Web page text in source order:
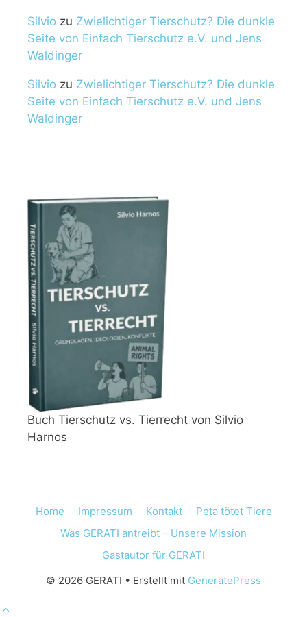
Silvio zu Zwielichtiger Tierschutz? Die dunkle
Seite von Einfach Tierschutz e.V. und Jens
Waldinger
Silvio zu Zwielichtiger Tierschutz? Die dunkle
Seite von Einfach Tierschutz e.V. und Jens
Waldinger
Buch Tierschutz vs. Tierrecht von Silvio
Harnos
Home Impressum Kontakt
Peta tötet Tiere
Was GERATI antreibt – Unsere Mission
Gastautor für GERATI
© 2026 GERATI • Erstellt mit GeneratePress